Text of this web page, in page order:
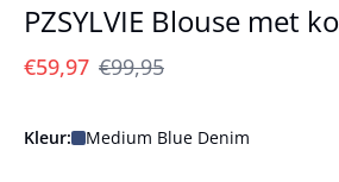
PZSYLVIE Blouse met
€59,97 €99,95
Kleur: Medium Blue Denim